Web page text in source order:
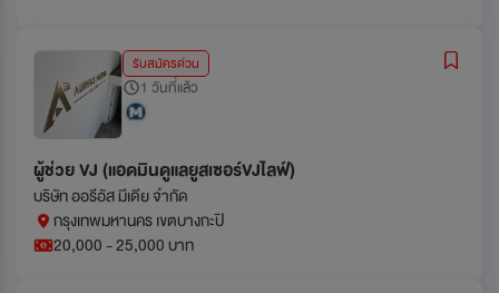
รับสมัครด่วน
1 วันที่แล้ว
ผู้ช่วย VJ (แอดมินดูแลยูสเซอร์VJไลฟ์)
บริษัท ออรีอัส มีเดีย จำกัด
กรุงเทพมหานคร เขตบางกะปิ
20,000 - 25,000 บาท